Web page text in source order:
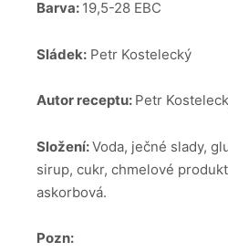
Barva: 19,5-28 EBC
Sládek: Petr Kostelecký
Autor receptu: Petr
Složení:Voda, ječné slady,
sirup, cukr, chmelové
askorbová.
Pozn: